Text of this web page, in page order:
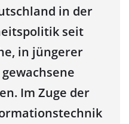
in der
seit
in jüngerer
Im Zuge der